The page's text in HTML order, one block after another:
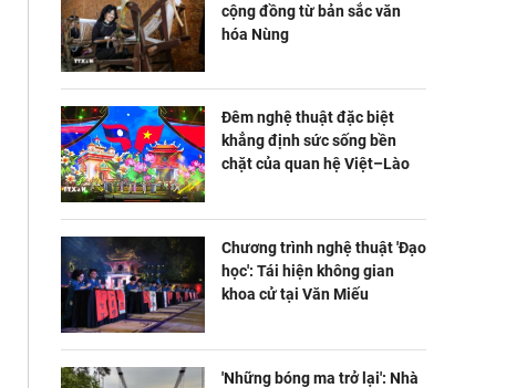
cộng đồng từ bản sắc văn
hóa Nùng
Đêm nghệ thuật đặc biệt
khẳng định sức sống bền
chặt của quan hệ Việt–Lào
Chương trình nghệ thuật 'Đạo
học': Tái hiện không gian
khoa cử tại Văn Miếu
'Những bóng ma trở lại': Nhà